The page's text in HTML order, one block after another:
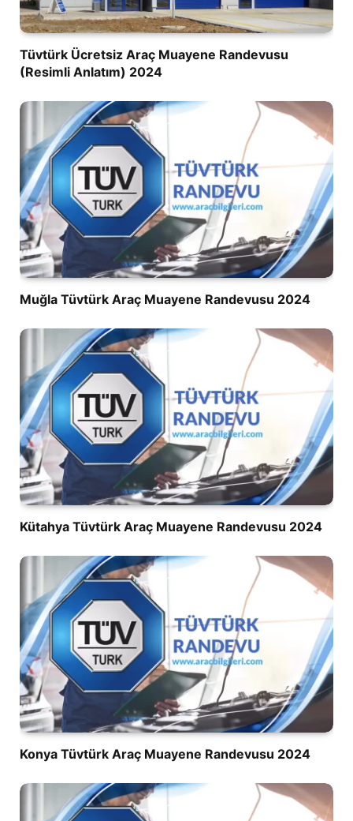
Tüvtürk Ücretsiz Araç Muayene Randevusu
(Resimli Anlatım) 2024
Muğla Tüvtürk Araç Muayene Randevusu 2024
Kütahya Tüvtürk Araç Muayene Randevusu 2024
Konya Tüvtürk Araç Muayene Randevusu 2024